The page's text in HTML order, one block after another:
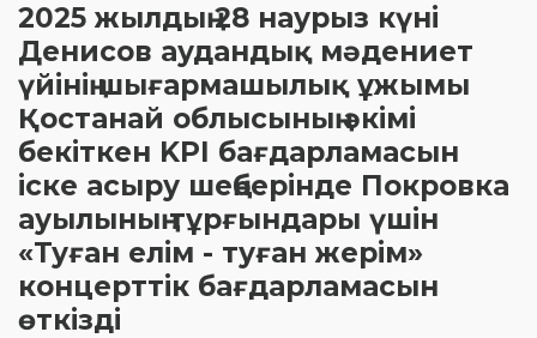
2025 жылдың 28 наурыз күні
Денисов аудандық мәдениет
үйінің шығармашылық ұжымы
Қостанай облысының әкімі
бекіткен KPI бағдарламасын
іске асыру шеңберінде Покровка
ауылының тұрғындары үшін
«Туған елім - туған жерім»
концерттік бағдарламасын
өткізді